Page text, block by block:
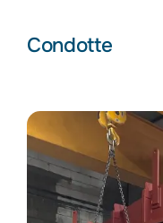
Condotte